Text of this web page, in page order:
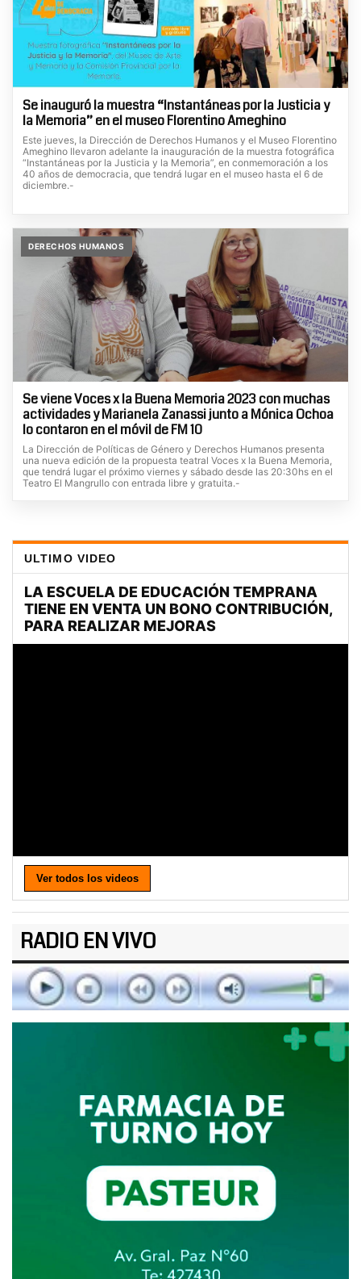
Se inauguró la muestra “Instantáneas por la Justicia y
la Memoria” en el museo Florentino Ameghino
Este jueves, la Dirección de Derechos Humanos y el Museo Florentino
Ameghino llevaron adelante la inauguración de la muestra fotográfica
“Instantáneas por la Justicia y la Memoria”, en conmemoración a los
40 años de democracia, que tendrá lugar en el museo hasta el 6 de
diciembre.-
DERECHOS HUMANOS
Se viene Voces x la Buena Memoria 2023 con muchas
actividades y Marianela Zanassi junto a Mónica Ochoa
lo contaron en el móvil de FM 10
La Dirección de Políticas de Género y Derechos Humanos presenta
una nueva edición de la propuesta teatral Voces x la Buena Memoria,
que tendrá lugar el próximo viernes y sábado desde las 20:30hs en el
Teatro El Mangrullo con entrada libre y gratuita.-
ULTIMO VIDEO
Ver todos los videos
RADIO EN VIVO